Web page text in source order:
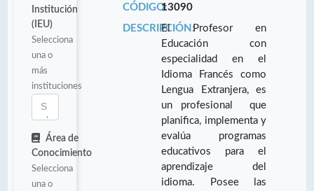
Institución
(IEU)
Selecciona
una o
más
instituciones
Área de
Conocimiento
Selecciona
una o
CÓDIGO:13090
DESCRIPCIÓN:El Profesor en
Educación con
especialidad en el
Idioma Francés como
Lengua Extranjera, es
un profesional que
planifica, implementa y
evalúa programas
educativos para el
aprendizaje del
idioma. Posee las